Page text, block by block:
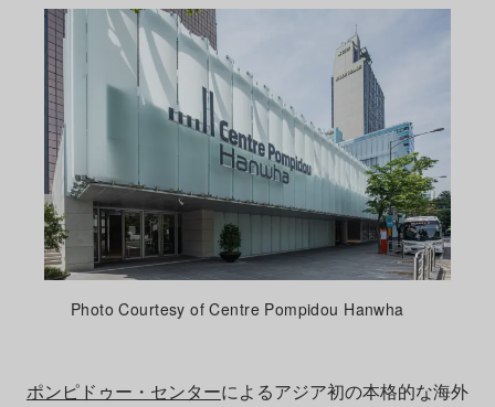
Photo Courtesy of Centre Pompidou Hanwha
ポンピドゥー・センターによるアジア初の本格的な海外